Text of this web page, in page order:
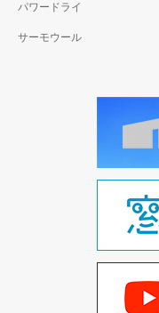
パワードライ
サーモウール